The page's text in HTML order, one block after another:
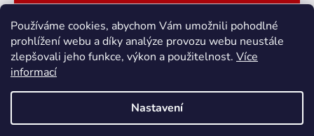
Používáme cookies, abychom Vám umožnili pohodlné
prohlížení webu a díky analýze provozu webu neustále
zlepšovali jeho funkce, výkon a použitelnost. Více
informací
Nastavení
patchwork-aja.cz